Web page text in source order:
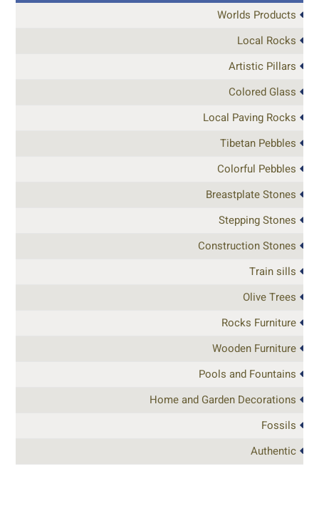
Worlds Products
Local Rocks
Artistic Pillars
Colored Glass
Local Paving Rocks
Tibetan Pebbles
Colorful Pebbles
Breastplate Stones
Stepping Stones
Construction Stones
Train sills
Olive Trees
Rocks Furniture
Wooden Furniture
Pools and Fountains
Home and Garden Decorations
Fossils
Authentic